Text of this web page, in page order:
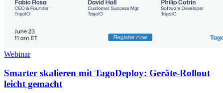
Webinar
Smarter skalieren mit TagoDeploy: Geräte-Rollout
leicht gemacht